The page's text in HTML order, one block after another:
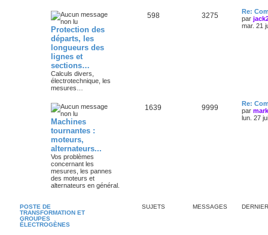
Protection des
départs, les
longueurs des
lignes et
sections…
Calculs divers,
électrotechnique, les
mesures…
598 3275
Re:
par
mar. 21
Machines
tournantes :
moteurs,
alternateurs...
Vos problèmes
concernant les
mesures, les pannes
des moteurs et
alternateurs en général.
1639 9999
Re:
par
lun. 27
POSTE DE
TRANSFORMATION ET
GROUPES
ÉLECTROGÈNES
SUJETS MESSAGES